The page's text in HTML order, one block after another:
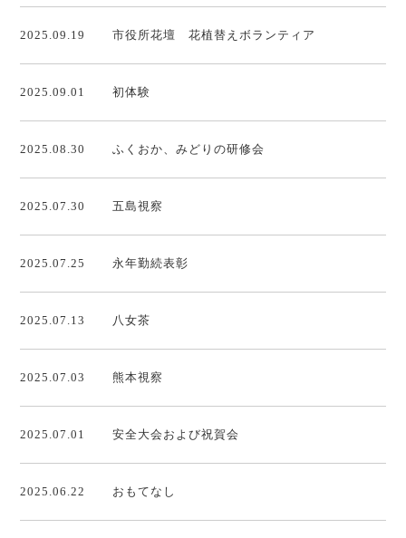
2025.09.19 市役所花壇 花植替えボランティア
2025.09.01 初体験
2025.08.30 ふくおか、みどりの研修会
2025.07.30 五島視察
2025.07.25 永年勤続表彰
2025.07.13 八女茶
2025.07.03 熊本視察
2025.07.01 安全大会および祝賀会
2025.06.22 おもてなし